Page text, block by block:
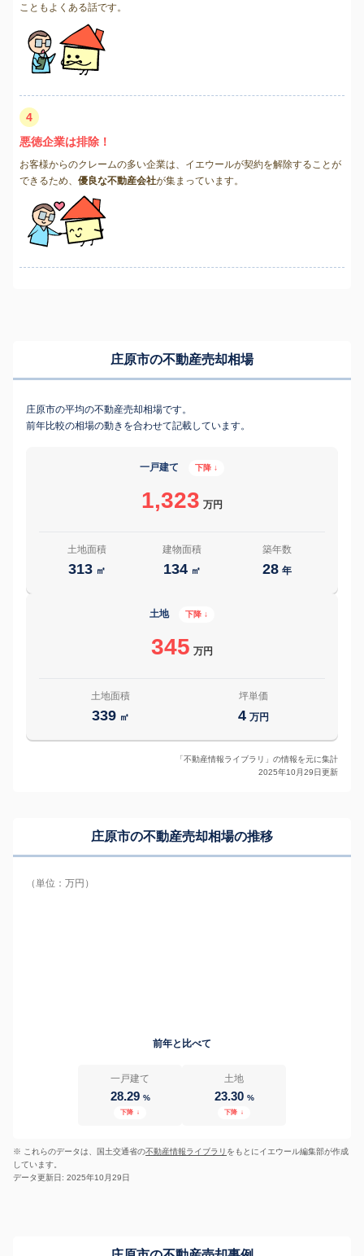
こともよくある話です。
4
悪徳企業は排除！
お客様からのクレームの多い企業は、イエウールが契約を解除することが
できるため、 優良な不動産会社が集まっています。
庄原市の不動産売却相場
庄原市の平均の不動産売却相場です。
前年比較の相場の動きを合わせて記載しています。
一戸建て 下降 ↓
1,323 万円
土地面積
313 ㎡
建物面積
134 ㎡
築年数
28 年
土地 下降 ↓
345 万円
土地面積
339 ㎡
坪単価
4 万円
「不動産情報ライブラリ」の情報を元に集計
2025年10月29日更新
庄原市の不動産売却相場の推移
（単位：万円）
前年と比べて
一戸建て
28.29 %
下降 ↓
土地
23.30 %
下降 ↓
※ これらのデータは、国土交通省の不動産情報ライブラリ をもとにイエウール編集部が作成
しています。
データ更新日: 2025年10月29日